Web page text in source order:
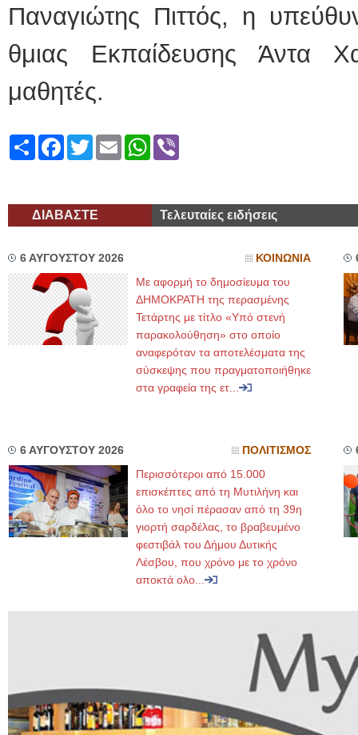
Παναγιώτης Πιττός, η
θμιας Εκπαίδευσης Άντα
μαθητές.
ShareFacebook
TwitterEmailWhatsApp
ΔΙΑΒΑΣΤΕ Τελευταίες ειδήσεις
6 ΑΥΓΟΥΣΤΟΥ 2026 ΚΟΙΝΩΝΙΑ
Με αφορμή το δημοσίευμα του
ΔΗΜΟΚΡΑΤΗ της περασμένης
Τετάρτης με τίτλο «Υπό στενή
παρακολούθηση» στο οποίο
αναφερόταν τα αποτελέσματα της
σύσκεψης που πραγματοποιήθηκε
στα γραφεία της ετ...
6 ΑΥΓΟΥΣΤΟΥ 2026 ΠΟΛΙΤΙΣΜΟΣ
Περισσότεροι από 15.000
επισκέπτες από τη Μυτιλήνη και
όλο το νησί πέρασαν από τη 39η
γιορτή σαρδέλας, το βραβευμένο
φεστιβάλ του Δήμου Δυτικής
Λέσβου, που χρόνο με το χρόνο
αποκτά ολο...